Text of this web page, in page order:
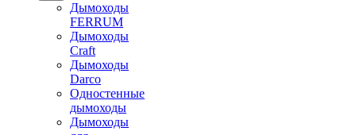
Дымоходы
FERRUM
Дымоходы
Craft
Дымоходы
Darco
Одностенные
дымоходы
Дымоходы